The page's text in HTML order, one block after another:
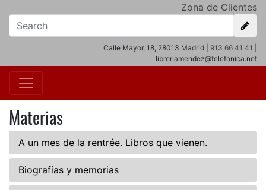
Zona de Clientes
Calle Mayor, 18, 28013 Madrid | 913 66 41 41
libreriamendez@telefonica.net
Materias
A un mes de la rentrée. Libros que vienen.
Biografías y memorias